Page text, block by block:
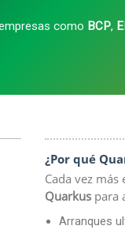
como BCP,
¿Por qué
Cada vez
Quarkuspara
Arranques